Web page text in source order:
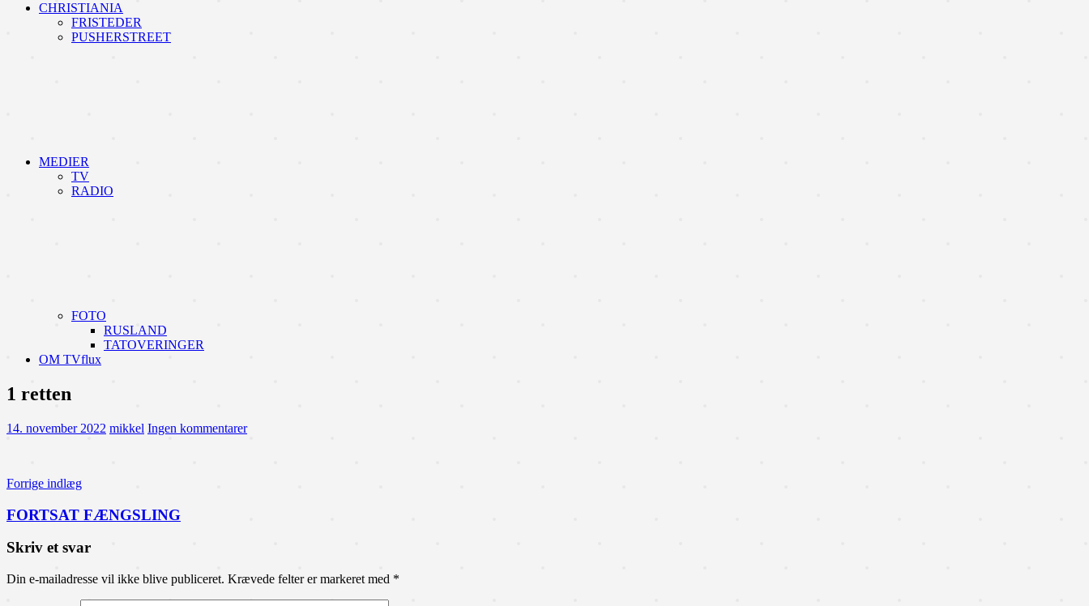
CHRISTIANIA
FRISTEDER
PUSHERSTREET
MEDIER
TV
RADIO
FOTO
RUSLAND
TATOVERINGER
OM TVflux
1 retten
14. november 2022 mikkel Ingen kommentarer
Indlægsnavigation
Forrige indlæg
FORTSAT FÆNGSLING
Skriv et svar
Din e-mailadresse vil ikke blive publiceret. Krævede felter er markeret med *